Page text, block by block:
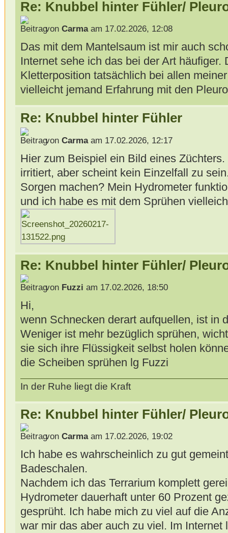
Re: Knubbel hinter Fühler/
von Carmaam 17.02.2026, 12:08
Das mit dem Mantelsaum ist mir auch
Internet sehe ich das bei der Art häufiger.
Kletterposition tatsächlich bei allen
vielleicht jemand Erfahrung mit den
Re: Knubbel hinter Fühler
von Carmaam 17.02.2026, 12:17
Hier zum Beispiel ein Bild eines
irritiert, aber scheint kein Einzelfall zu
Sorgen machen? Mein Hydrometer
und ich habe es mit dem Sprühen
Re: Knubbel hinter Fühler/
von Fuzzi am 17.02.2026, 18:50
Hi,
wenn Schnecken derart aufquellen, ist in
Weniger ist mehr bezüglich sprühen,
sie sich ihre Flüssigkeit selbst holen
die Scheiben sprühen lg Fuzzi
In der Ruhe liegt die Kraft
Re: Knubbel hinter Fühler/
von Carmaam 17.02.2026, 19:02
Ich habe es wahrscheinlich zu gut
Badeschalen.
Nachdem ich das Terrarium komplett
Hydrometer dauerhaft unter 60 Prozent
gesprüht. Ich habe mich zu viel auf die
war mir das aber auch zu viel. Im Internet